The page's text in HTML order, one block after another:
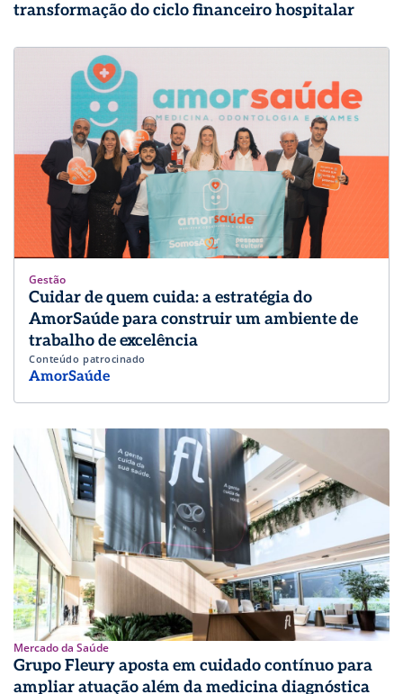
transformação do ciclo financeiro hospitalar
Gestão
Cuidar de quem cuida: a estratégia do
AmorSaúde para construir um ambiente de
trabalho de excelência
Conteúdo patrocinado
AmorSaúde
Mercado da Saúde
Grupo Fleury aposta em cuidado contínuo para
ampliar atuação além da medicina diagnóstica